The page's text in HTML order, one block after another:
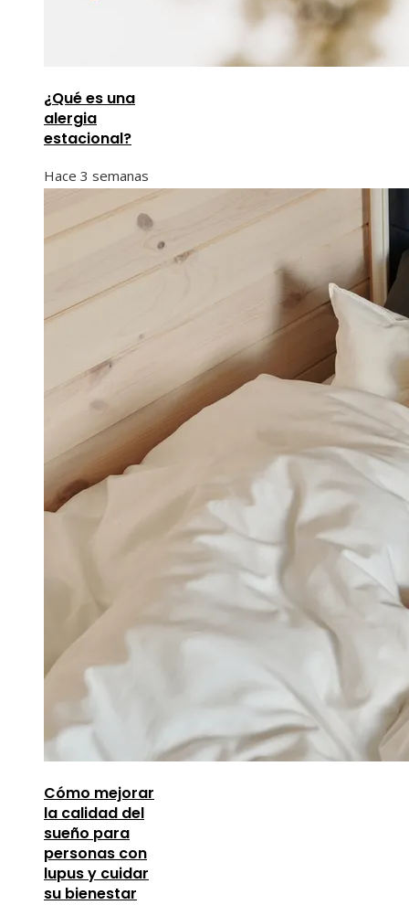
¿Qué es una
alergia
estacional?
Hace 3 semanas
Cómo mejorar
la calidad del
sueño para
personas con
lupus y cuidar
su bienestar